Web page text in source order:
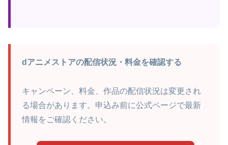
dアニメストアの配信状況・料金を確認する
キャンペーン、料金、作品の配信状況は変更され
る場合があります。申込み前に公式ページで最新
情報をご確認ください。